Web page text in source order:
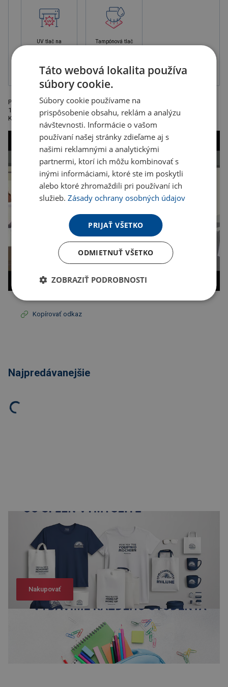
UV tlač na
Tampónová tlač
Plastová PowerBank s kapacitou 2200mAh a USB káblom. Rozmery:
11,9 x 6,6 x 0,8 cm. Odporúčaná technológia potlače: tampónová T2.
Kartónové množstvo v ks: 100
Kopírovať odkaz
Najpredávanejšie
Nakupovať
Táto webová lokalita používa
súbory cookie.
Súbory cookie používame na
prispôsobenie obsahu, reklám a analýzu
návštevnosti. Informácie o vašom
používaní našej stránky zdieľame aj s
našimi reklamnými a analytickými
partnermi, ktorí ich môžu kombinovať s
inými informáciami, ktoré ste im poskytli
alebo ktoré zhromaždili pri používaní ich
služieb.Zásady ochrany osobných údajov
PRIJAŤ VŠETKO
ODMIETNUŤ VŠETKO
ZOBRAZIŤ PODROBNOSTI